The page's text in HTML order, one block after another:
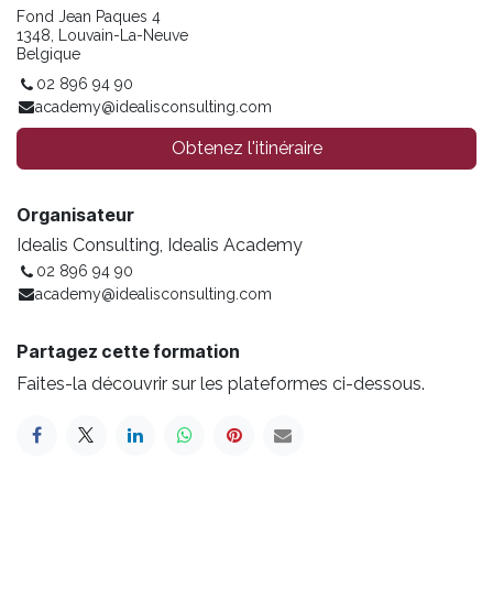
Fond Jean Paques 4
1348, Louvain-La-Neuve
Belgique
02 896 94 90
academy@idealisconsulting.com
Obtenez l'itinéraire
Organisateur
Idealis Consulting, Idealis Academy
02 896 94 90
academy@idealisconsulting.com
Partagez cette formation
Faites-la découvrir sur les plateformes ci-dessous.